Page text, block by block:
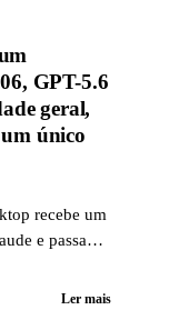
GPT-5.6
geral,
único
recebe um
e passa
de provaLer mais